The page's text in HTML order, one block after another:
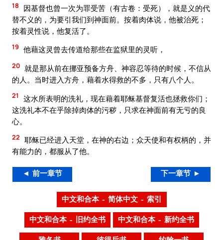
18
因基督也曾一次为罪受苦（有古卷：受死），就是义的代
替不义的，为要引我们到神面前。按着肉体说，他被治死；
按着灵性说，他复活了。
19 他藉这灵曾去传道给那些在监狱里的灵听，
20 就是那从前在挪亚预备方舟、神容忍等待的时候，不信从
的人。当时进入方舟，藉着水得救的不多，只有八个人。
21
这水所表明的洗礼，现在藉着耶稣基督复活也拯救你们；
这洗礼本不在乎除掉肉体的污秽，只求在神面前有无亏的良
心。
22 耶稣已经进入天堂，在神的右边；众天使和有权柄的，并
有能力的，都服从了他。
◄ 前一章节 下一章节 ►
中文和合本 – 简体中文 – 索引
中文和合本 – 旧约全书 中文和合本 – 新约全书